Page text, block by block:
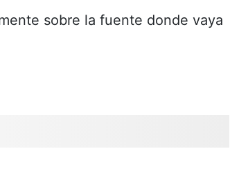
sobre la fuente donde vaya